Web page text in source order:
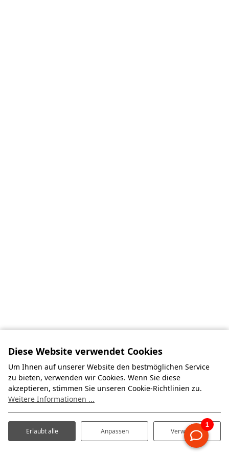
Diese Website verwendet Cookies
Um Ihnen auf unserer Website den bestmöglichen Service
zu bieten, verwenden wir Cookies. Wenn Sie diese
akzeptieren, stimmen Sie unseren Cookie-Richtlinien zu.
Weitere Informationen ...
Erlaubt alle Anpassen Verweigern